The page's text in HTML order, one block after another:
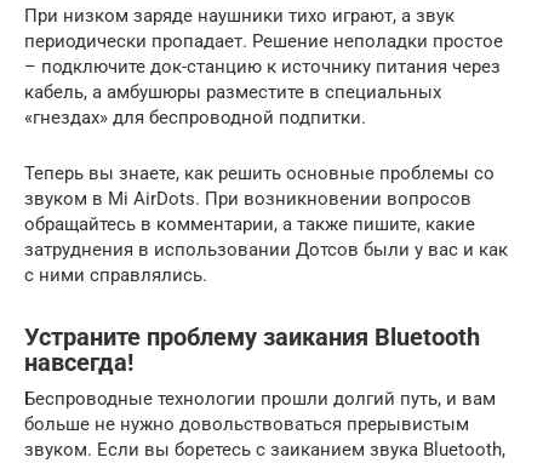
При низком заряде наушники тихо играют, а звук
периодически пропадает. Решение неполадки простое
– подключите док-станцию к источнику питания через
кабель, а амбушюры разместите в специальных
«гнездах» для беспроводной подпитки.
Теперь вы знаете, как решить основные проблемы со
звуком в Mi AirDots. При возникновении вопросов
обращайтесь в комментарии, а также пишите, какие
затруднения в использовании Дотсов были у вас и как
с ними справлялись.
Устраните проблему заикания Bluetooth
навсегда!
Беспроводные технологии прошли долгий путь, и вам
больше не нужно довольствоваться прерывистым
звуком. Если вы боретесь с заиканием звука Bluetooth,